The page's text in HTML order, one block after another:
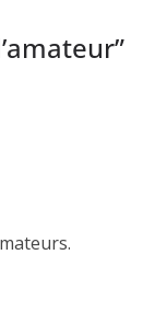
”